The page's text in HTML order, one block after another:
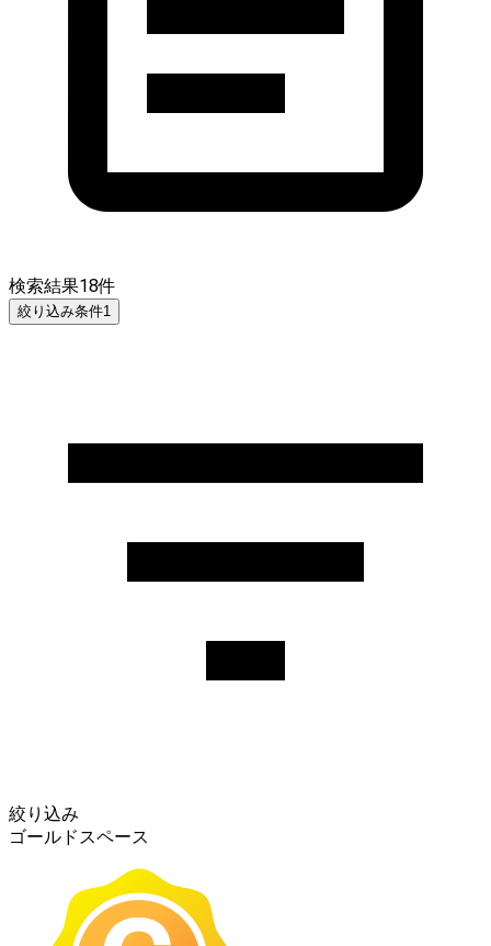
検索結果18件
絞り込み条件1
絞り込み
ゴールドスペース